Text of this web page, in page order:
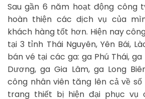
Sau gần 6 năm hoạt động công
hoàn thiện các dịch vụ của
khách hàng tốt hơn. Hiện nay
tại 3 tỉnh Thái Nguyên, Yên Bái,
bán vé tại các ga: ga Phú Thái, ga
Dương, ga Gia Lâm, ga Long
công nhân viên tăng lên cả về
trang thiết bị hiện đại phục vụ